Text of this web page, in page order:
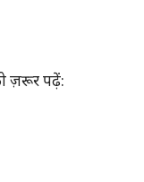
ज़रूर पढ़ें: